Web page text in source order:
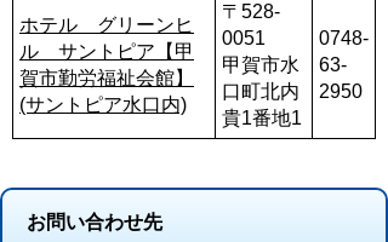
ホテル グリーンヒ
ル サントピア【甲
賀市勤労福祉会館】
(サントピア水口内)
〒528-
0051
甲賀市水
口町北内
貴1番地1
0748-
63-
2950
お問い合わせ先